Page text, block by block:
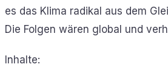
es das Klima radikal aus dem
Die Folgen wären global und
Inhalte: